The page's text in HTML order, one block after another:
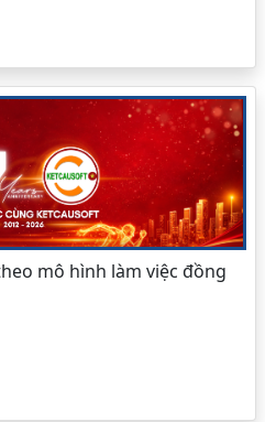
mô hình làm việc đồng